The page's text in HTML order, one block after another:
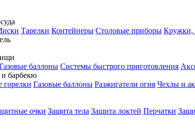
Тарелки Контейнеры Столовые приборы Кружки,
баллоны Системы быстрого приготовления
и барбекю
горелки Газовые баллоны Разжигатели огня Чехлы и
очки Защита тела Защита локтей Перчатки